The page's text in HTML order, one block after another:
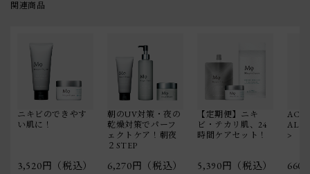
関連商品
ニキビのできやす
い肌に！
3,520円（税込）
朝のUV対策・夜の
乾燥対策でパーフ
ェクトケア！朝夜
２STEP
6,270円（税込）
【定期便】ニキ
ビ・テカリ肌、24
時間ケアセット！
5,390円（税込）
AL
>
660